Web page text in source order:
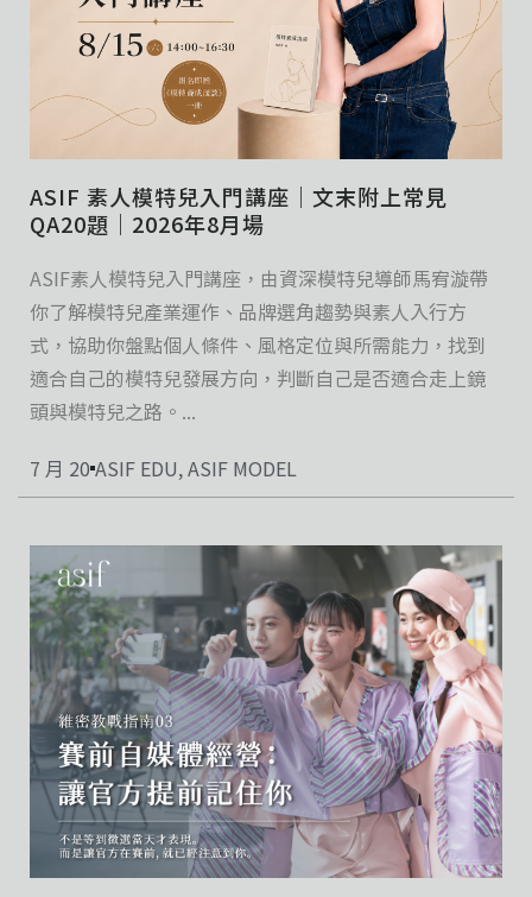
ASIF 素人模特兒入門講座｜文末附上常見
QA20題｜2026年8月場
ASIF素人模特兒入門講座，由資深模特兒導師馬宥漩帶
你了解模特兒產業運作、品牌選角趨勢與素人入行方
式，協助你盤點個人條件、風格定位與所需能力，找到
適合自己的模特兒發展方向，判斷自己是否適合走上鏡
頭與模特兒之路。...
7 月 20 ASIF EDU,ASIF MODEL